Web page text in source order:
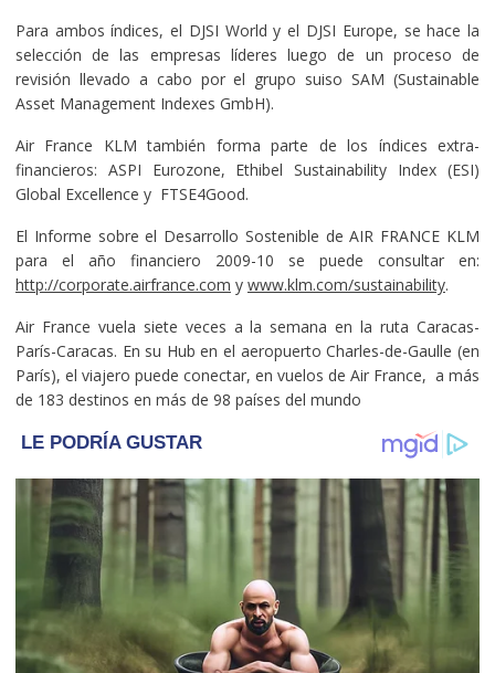
Para ambos índices, el DJSI World y el DJSI Europe, se hace la
selección de las empresas líderes luego de un proceso de
revisión llevado a cabo por el grupo suiso SAM (Sustainable
Asset Management Indexes GmbH).
Air France KLM también forma parte de los índices extra-
financieros: ASPI Eurozone, Ethibel Sustainability Index (ESI)
Global Excellence y FTSE4Good.
El Informe sobre el Desarrollo Sostenible de AIR FRANCE KLM
para el año financiero 2009-10 se puede consultar en:
http://corporate.airfrance.com y www.klm.com/sustainability.
Air France vuela siete veces a la semana en la ruta Caracas-
París-Caracas. En su Hub en el aeropuerto Charles-de-Gaulle (en
París), el viajero puede conectar, en vuelos de Air France, a más
de 183 destinos en más de 98 países del mundo